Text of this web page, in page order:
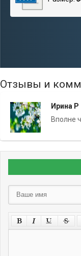
Отзывы и
Ирина Р
Вполне